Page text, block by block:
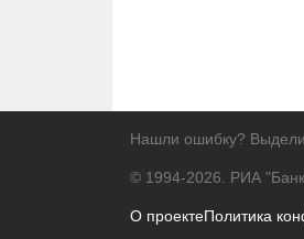
Нашли ошибку?
© 1994-2026. РИА
О проектеПолитика